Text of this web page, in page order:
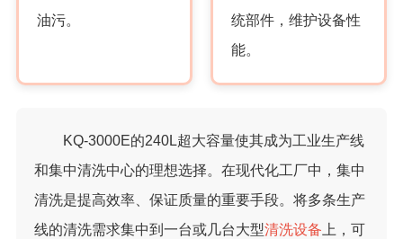
油污。
统部件，维护设备性
能。
KQ-3000E的240L超大容量使其成为工业生产线
和集中清洗中心的理想选择。在现代化工厂中，集中
清洗是提高效率、保证质量的重要手段。将多条生产
线的清洗需求集中到一台或几台大型清洗设备 上，可